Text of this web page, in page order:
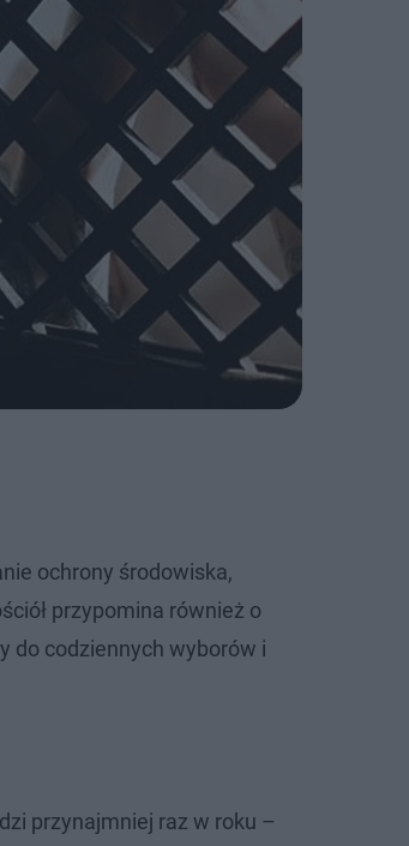
ochrony środowiska,
przypomina również o
do codziennych wyborów i
przynajmniej raz w roku –